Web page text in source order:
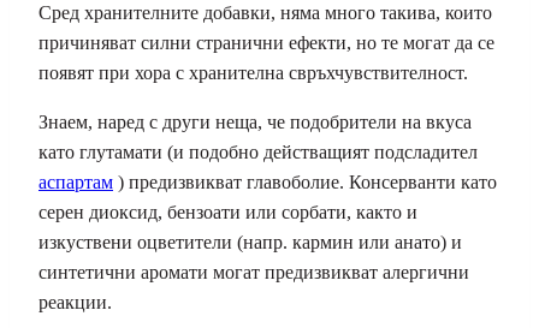
Сред хранителните добавки, няма много такива, които
причиняват силни странични ефекти, но те могат да се
появят при хора с хранителна свръхчувствителност.
Знаем, наред с други неща, че подобрители на вкуса
като глутамати (и подобно действащият подсладител
аспартам ) предизвикват главоболие. Консерванти като
серен диоксид, бензоати или сорбати, както и
изкуствени оцветители (напр. кармин или анато) и
синтетични аромати могат предизвикват алергични
реакции.